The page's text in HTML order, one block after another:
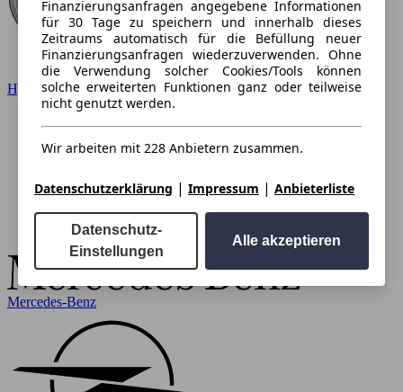
Hyundai
Mercedes-Benz
Finanzierungsanfragen angegebene Informationen
für 30 Tage zu speichern und innerhalb dieses
Zeitraums automatisch für die Befüllung neuer
Finanzierungsanfragen wiederzuverwenden. Ohne
die Verwendung solcher Cookies/Tools können
solche erweiterten Funktionen ganz oder teilweise
nicht genutzt werden.
Wir arbeiten mit 228 Anbietern zusammen.
Datenschutzerklärung | Impressum | Anbieterliste
Datenschutz-
Einstellungen
Alle akzeptieren